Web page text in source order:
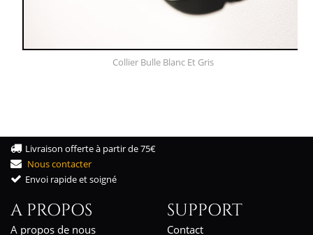
Collier Bulle Blanc Et Gris
Livraison offerte à partir de 75€
Nous contacter
Envoi rapide et soigné
A PROPOS
A propos de nous
SUPPORT
Contact